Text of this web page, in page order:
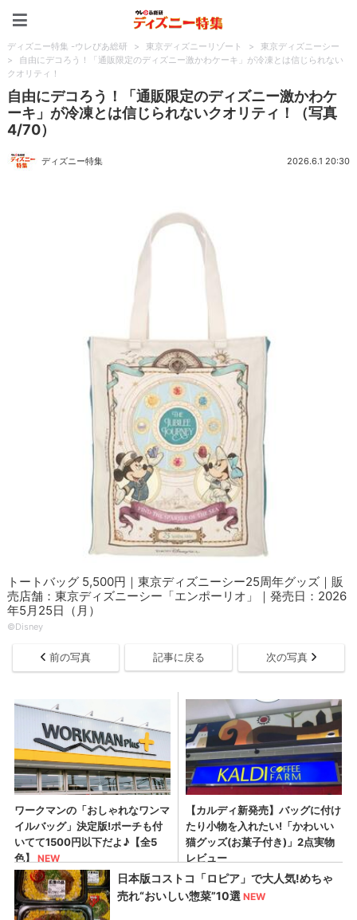
ディズニー特集 -ウレぴあ総研 > 東京ディズニーリゾート >
東京ディズニーシー
>
自由にデコろう！「通販限定のディズニー激かわケーキ」が冷凍とは信じられない
クオリティ！
自由にデコろう！「通販限定のディズニー激かわケ
ーキ」が冷凍とは信じられないクオリティ！（写真
4/70）
ディズニー特集 2026.6.1 20:30
トートバッグ 5,500円｜東京ディズニーシー25周年グッズ｜販
売店舗：東京ディズニーシー「エンポーリオ」｜発売日：2026
年5月25日（月）
©Disney
前の写真 記事に戻る 次の写真